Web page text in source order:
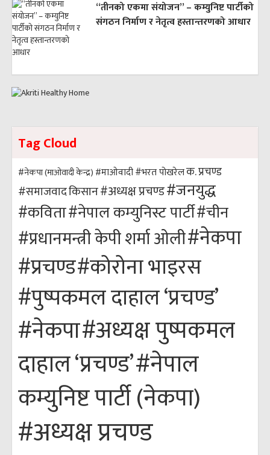
“तीनको एकमा संयोजन” – कम्युनिष्ट पार्टीको
संगठन निर्माण र नेतृत्व हस्तान्तरणको आधार
Tag Cloud
#नेकपा (माओवादी केन्द्र) #माओवादी#भरत पोखरेलक. प्रचण्ड
#समाजवादकिसान#अध्यक्ष प्रचण्ड#जनयुद्ध
#कविता#नेपाल कम्युनिस्ट पार्टी#चीन
#प्रधानमन्त्री केपी शर्मा ओली#नेकपा
#प्रचण्ड#कोरोना भाइरस
#पुष्पकमल दाहाल ‘प्रचण्ड’
#नेकपा#अध्यक्ष पुष्पकमल
दाहाल ‘प्रचण्ड’#नेपाल
कम्युनिष्ट पार्टी (नेकपा)
#अध्यक्ष प्रचण्ड